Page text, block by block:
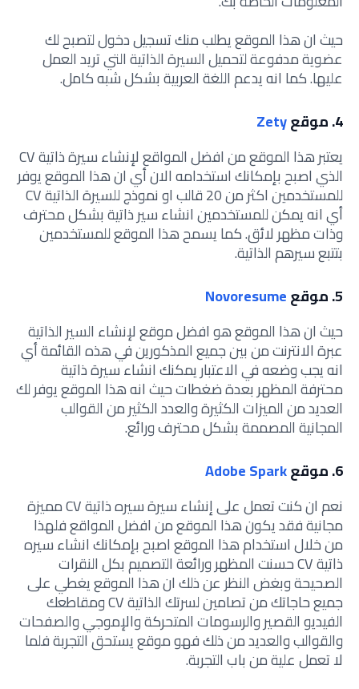
حيث ان هذا الموقع يطلب منك تسجيل دخول لتصبح لك
عضوية مدفوعة لتحميل السيرة الذاتية التي تريد العمل
عليها.كما انه يدعم اللغة العربية بشكل شبه كامل.
4. موقع
Zety
يعتبر هذا الموقع من افضل المواقع لإنشاء سيرة ذاتية CV
الذي اصبح بإمكانك استخدامه الان أي ان هذا الموقع يوفر
للمستخدمين اكثر من 20 قالب او نموذج للسيرة الذاتية CV
أي انه يمكن للمستخدمين انشاء سير ذاتية بشكل محترف
وذات مظهر لائق.كما يسمح هذا الموقع للمستخدمين
بتتبع سيرهم الذاتية.
5. موقع
Novoresume
حيث ان هذا الموقع هو افضل موقع لإنشاء السير الذاتية
عبرة الانترنت من بين جميع المذكورين في هذه القائمة أي
انه يجب وضعه في الاعتبار يمكنك انشاء سيرة ذاتية
محترفة المظهر بعدة ضغطات حيث انه هذا الموقع يوفر لك
العديد من الميزات الكثيرة والعدد الكثير من القوالب
المجانية المصممة بشكل محترف ورائع.
6. موقع
Adobe Spark
نعم ان كنت تعمل على إنشاء سيرة سيره ذاتية CV مميزة
مجانية فقد يكون هذا الموقع من افضل المواقع فلهذا
من خلال استخدام هذا الموقع اصبح بإمكانك انشاء سيره
ذاتية CV حسنت المظهر ورائعة التصميم بكل النقرات
الصحيحة وبغض النظر عن ذلك ان هذا الموقع يغطي على
جميع حاجاتك من تصامين لسرتك الذاتية CV ومقاطعك
الفيديو القصير والرسومات المتحركة والإموجي والصفحات
والقوالب والعديد من ذلك فهو موقع يستحق التجربة فلما
لا تعمل علية من باب التجربة.